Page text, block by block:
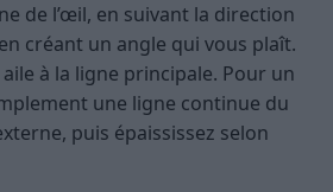
de l’œil, en suivant la direction
créant un angle qui vous plaît.
à la ligne principale. Pour un
une ligne continue du
puis épaississez selon